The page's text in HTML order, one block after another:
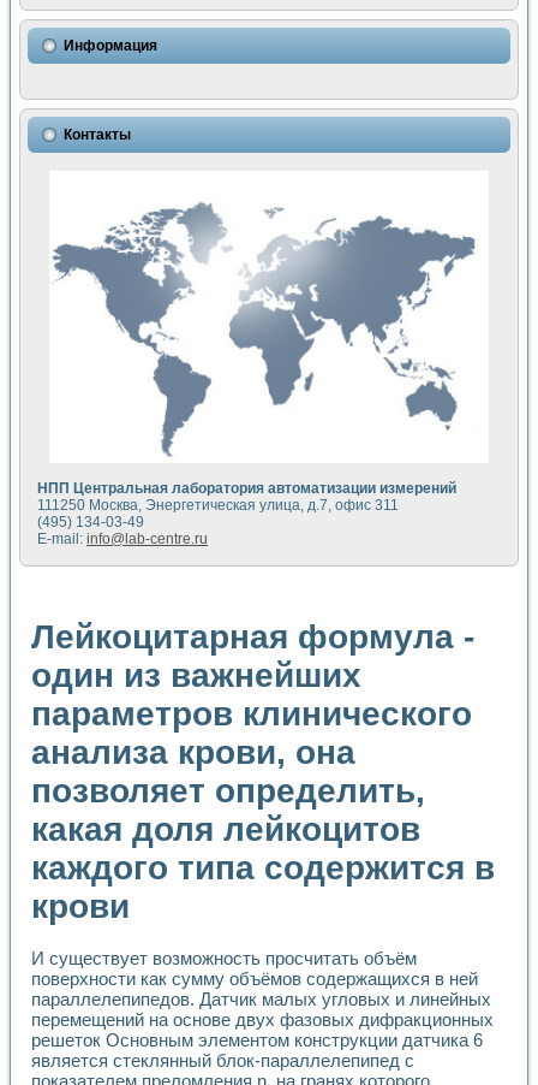
Использование NI LabVIEW для математического
Исследовние возможности создания измерителя ВАХ
Математическое моделирование генератора сигналов -
Применение осциллографического модуля с высоким
Симуляция отклика импульсного радиолокационного
Автоматизация формирования уравнений состояния для
Разработка автоматизированного стенда для измерения
Применение среды LabVIEW для построения картины
Портативная система для определения показателей
Использование LabVIEW для управления источником
Устройство для снятия вольт-амперных характеристик
Передовые научные технологии: нано-, фемто-,
Автоматизированная установка по измерению временных
Автоматизированный лабораторный комплекс на базе
Визуализация моделирования и оптимизации тепловой
Виртуальный прибор для исследования функциональных
Исследование возможности создания экономичного
Исследование кинетики движения макрочастиц в
Метод прогнозирования свойств дисперсных продуктов
Недорогая система управления сверхпроводящим
Применение технологий NI в курсе экспериментальной
Расчет переноса аэрозоля и выпадения осадка в
Применение NI VISION для геометрического анализа в
Система температурной стабилизации
Управление движением с помощью программно -
Определение параметров всплывающих газовых
Система управления асинхронным тиристорным
Лазерный профилометр
Применение средств NATIONAL INSTRUMENTS для
Разработка автоматизированного стенда для
Автоматизированный стенд рентгеновской диагностики
Высокочувствительные оптоэлектронные
Установка для измерения диэлектрических свойств
Исследование кинетики зарождения и развития
Метод траекторий в исследовании
Промышленная автоматизация
Автоматизация технологических процессов получения
Использование систем технического зрения для контроля
Исследование электромагнитных переходных процессов
Применение LabVIEW при разработке обучающих
Информация
Контакты
НПП Центральная лаборатория автоматизации измерений
111250 Москва, Энергетическая улица, д.7, офис 311
(495) 134-03-49
E-mail: info@lab-centre.ru
Лейкоцитарная формула -
один из важнейших
параметров клинического
анализа крови, она
позволяет определить,
какая доля лейкоцитов
каждого типа содержится в
крови
И существует возможность просчитать объём
поверхности как сумму объёмов содержащихся в ней
параллелепипедов. Датчик малых угловых и линейных
перемещений на основе двух фазовых дифракционных
решеток Основным элементом конструкции датчика 6
является стеклянный блок-параллелепипед с